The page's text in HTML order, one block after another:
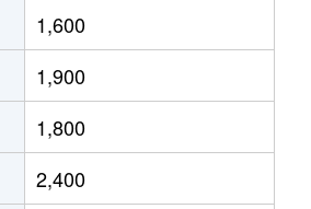
350万円
360万円
360万円
2,800万円
1,600
1,900
1,800
2,400